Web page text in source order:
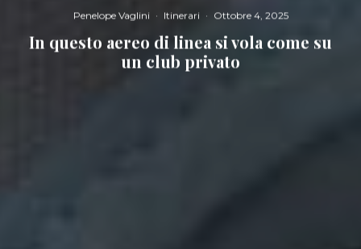
Penelope Vaglini · Itinerari · Ottobre 4, 2025
In questo aereo di linea si vola come su
un club privato